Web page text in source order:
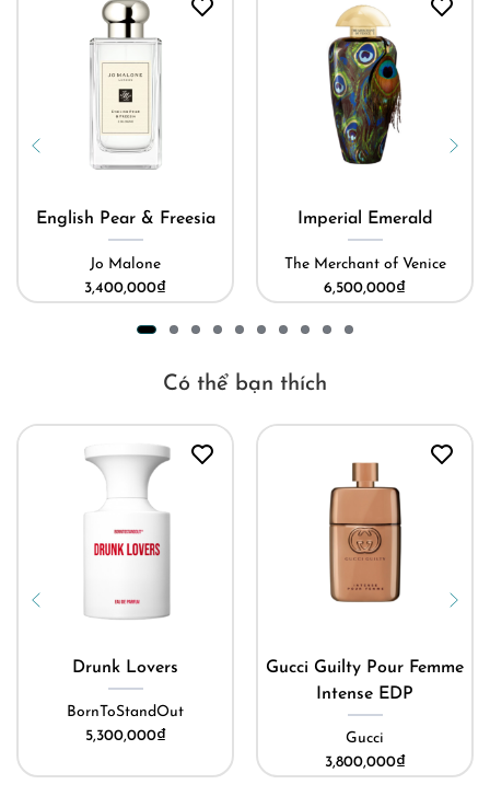
English Pear & Freesia
Jo Malone
3,400,000₫
Imperial Emerald
The Merchant of Venice
6,500,000₫
Có thể bạn thích
Drunk Lovers
BornToStandOut
5,300,000₫
Gucci Guilty Pour Femme
Intense EDP
Gucci
3,800,000₫